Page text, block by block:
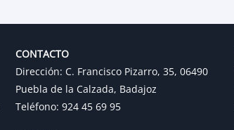
CONTACTO
Dirección: C. Francisco Pizarro, 35, 06490
Puebla de la Calzada, Badajoz
Teléfono: 924 45 69 95